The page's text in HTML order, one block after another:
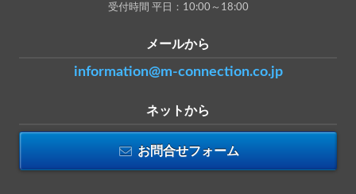
受付時間 平日：10:00～18:00
メールから
information@m-connection.co.jp
ネットから
お問合せフォーム